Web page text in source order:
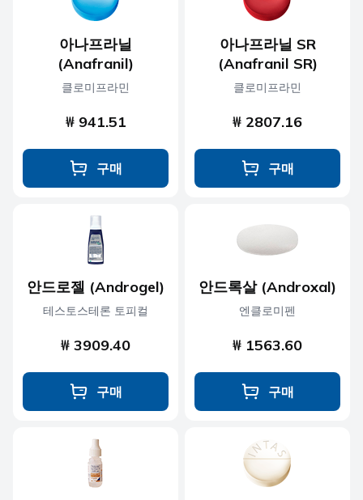
아나프라닐
(Anafranil)
클로미프라민
₩ 941.51
구매
아나프라닐 SR
(Anafranil SR)
클로미프라민
₩ 2807.16
구매
안드로젤 (Androgel)
테스토스테론 토피컬
₩ 3909.40
구매
안드록살 (Androxal)
엔클로미펜
₩ 1563.60
구매